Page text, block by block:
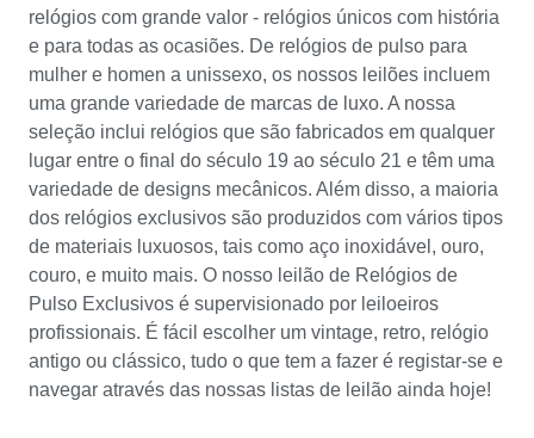
relógios com grande valor - relógios únicos com história
e para todas as ocasiões. De relógios de pulso para
mulher e homen a unissexo, os nossos leilões incluem
uma grande variedade de marcas de luxo. A nossa
seleção inclui relógios que são fabricados em qualquer
lugar entre o final do século 19 ao século 21 e têm uma
variedade de designs mecânicos. Além disso, a maioria
dos relógios exclusivos são produzidos com vários tipos
de materiais luxuosos, tais como aço inoxidável, ouro,
couro, e muito mais. O nosso leilão de Relógios de
Pulso Exclusivos é supervisionado por leiloeiros
profissionais. É fácil escolher um vintage, retro, relógio
antigo ou clássico, tudo o que tem a fazer é registar-se e
navegar através das nossas listas de leilão ainda hoje!